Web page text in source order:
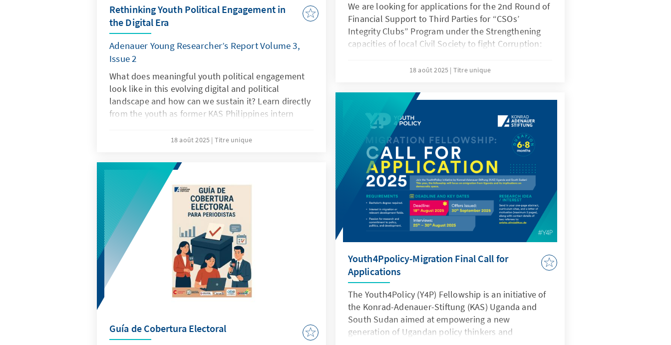
We are looking for applications for the 2nd Round of
Financial Support to Third Parties for “CSOs’
Integrity Clubs” Program under the Strengthening
capacities of local Civil Society to fight Corruption:
18 août 2025 Titre unique
Rethinking Youth Political Engagement in
the Digital Era
Adenauer Young Researcher’s Report Volume 3,
Issue 2
What does meaningful youth political engagement
look like in this evolving digital and political
landscape and how can we sustain it? Learn directly
from the youth as former KAS Philippines intern
the latest issue of the Adenauer Young Researcher’s
18 août 2025 Titre unique
Youth4Ppolicy-Migration Final Call for
Applications
The Youth4Policy (Y4P) Fellowship is an initiative of
the Konrad-Adenauer-Stiftung (KAS) Uganda and
South Sudan aimed at empowering a new
generation of Ugandan policy thinkers and
Guía de Cobertura Electoral